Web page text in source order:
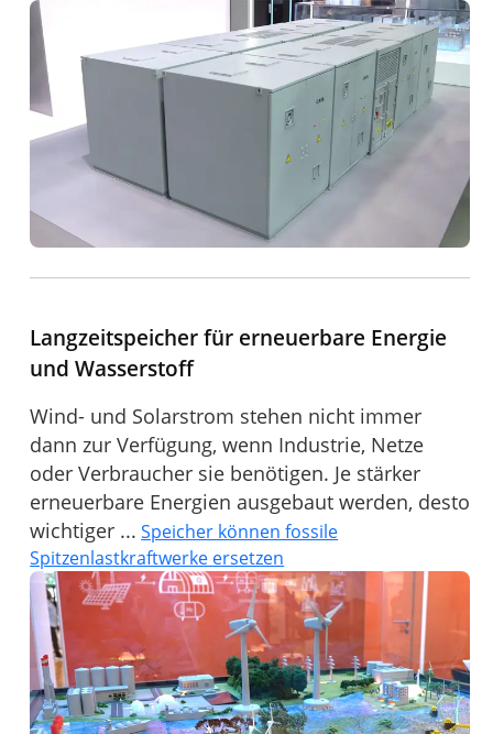
Langzeitspeicher für erneuerbare Energie
und Wasserstoff
Wind- und Solarstrom stehen nicht immer
dann zur Verfügung, wenn Industrie, Netze
oder Verbraucher sie benötigen. Je stärker
erneuerbare Energien ausgebaut werden, desto
wichtiger ... Speicher können fossile
Spitzenlastkraftwerke ersetzen